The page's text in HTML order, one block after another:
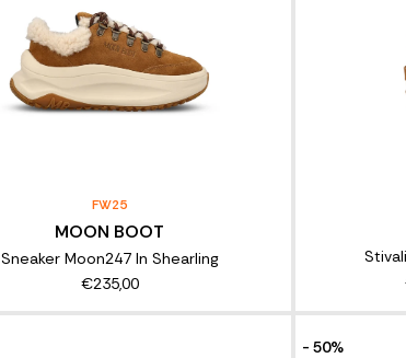
FW25
MOON BOOT
Sneaker Moon247 In Shearling
€235,00
- 50%